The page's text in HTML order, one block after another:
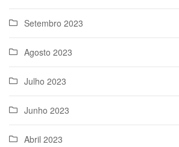
Setembro 2023
Agosto 2023
Julho 2023
Junho 2023
Abril 2023